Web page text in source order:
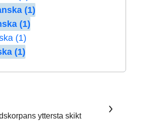
(1)
(1)
(1)
(1)
yttersta skikt